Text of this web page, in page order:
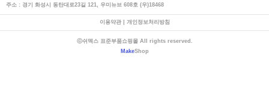
주소 : 경기 화성시 동탄대로23길 121, 우미뉴브 608호 (우)18468
이용약관| 개인정보처리방침
ⓒ쉬멕스 표준부품쇼핑몰 All rights reserved.
MakeShop